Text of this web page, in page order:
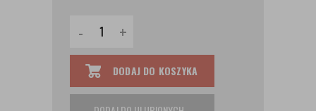
- +
DODAJ DO KOSZYKA